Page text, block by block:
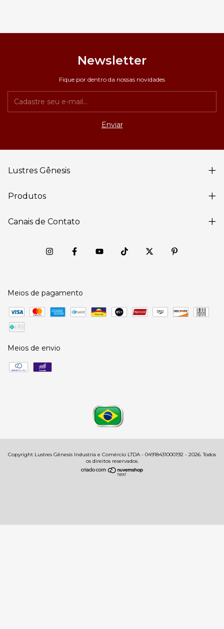
Newsletter
Fique por dentro da nossas novidades
Lustres Gênesis
Produtos
Canais de Contato
Meios de pagamento
Meios de envio
Copyright Lustres Gênesis Industria e Comércio LTDA - 04918431000192 - 2026. Todos
os direitos reservados.